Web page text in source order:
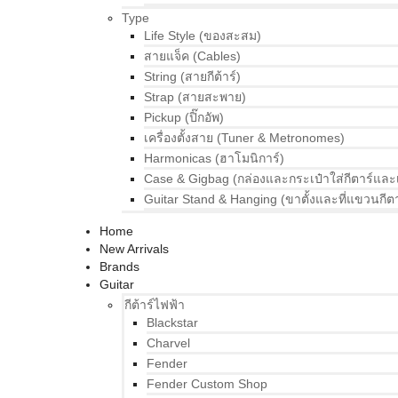
Type
Life Style (ของสะสม)
สายแจ็ค (Cables)
String (สายกีต้าร์)
Strap (สายสะพาย)
Pickup (ปิ๊กอัพ)
เครื่องตั้งสาย (Tuner & Metronomes)
Harmonicas (ฮาโมนิการ์)
Case & Gigbag (กล่องและกระเป๋าใส่กีตาร์และ
Guitar Stand & Hanging (ขาตั้งและที่แขวนกีต
Home
New Arrivals
Brands
Guitar
กีต้าร์ไฟฟ้า
Blackstar
Charvel
Fender
Fender Custom Shop